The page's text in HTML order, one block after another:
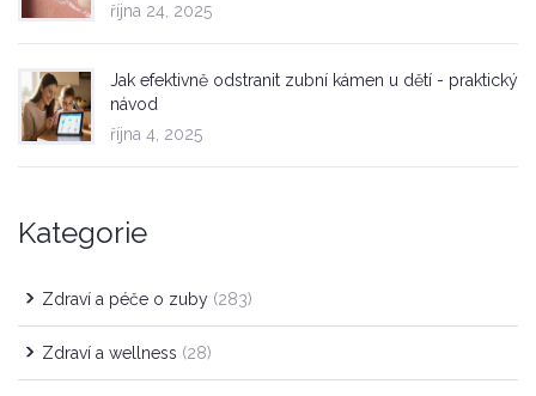
října 24, 2025
Jak efektivně odstranit zubní kámen u dětí - praktický
návod
října 4, 2025
Kategorie
Zdraví a péče o zuby (283)
Zdraví a wellness (28)